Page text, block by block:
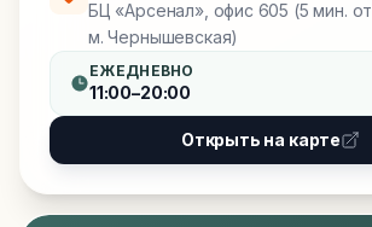
БЦ «Арсенал», офис 605 (5 мин. от
м. Чернышевская)
ЕЖЕДНЕВНО
11:00–20:00
Открыть на карте